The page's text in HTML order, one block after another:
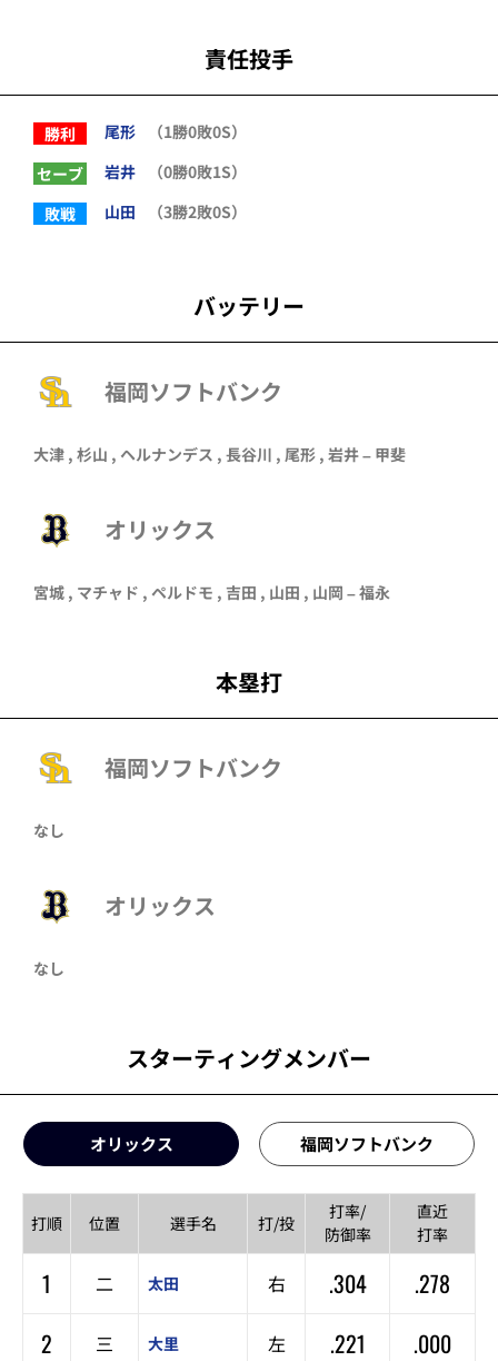
責任投手
勝利 尾形
（1勝0敗0S）
セーブ
岩井
（0勝0敗1S）
敗戦
山田 （3勝2敗0S）
バッテリー
福岡ソフトバンク
大津 , 杉山 , ヘルナンデス , 長谷川 , 尾形 , 岩井– 甲斐
オリックス
宮城 , マチャド , ペルドモ , 吉田 , 山田 , 山岡 –福永
本塁打
福岡ソフトバンク
なし
オリックス
なし
スターティングメンバー
オリックス 福岡ソフトバンク
打順 位置 選手名 打/投
打率/
防御率
直近
打率
1 二 太田 右 .304
.278
2
三 大里 左 .221
.000